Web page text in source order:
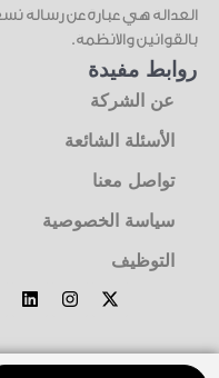
العدالة هي عبارة عن رسالة
بالقوانين والأنظمة.
روابط مفيدة
عن الشركة
الأسئلة الشائعة
تواصل معنا
سياسة الخصوصية
التوظيف